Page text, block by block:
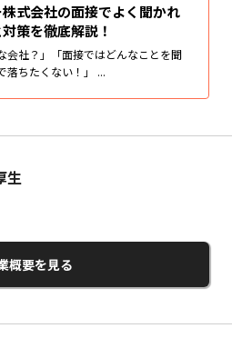
株式会社の面接でよく聞かれ
策を徹底解説！
会社？」「面接ではどんなことを聞
落ちたくない！」 ...
生
概要を見る